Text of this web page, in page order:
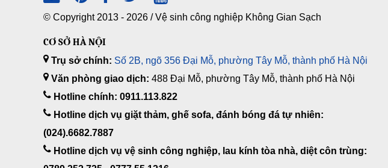
© Copyright 2013 - 2026 /Vệ sinh công nghiệp Không Gian Sạch
CƠ SỞ HÀ NỘI
Trụ sở chính: Số 2B, ngõ 356 Đại Mỗ, phường Tây Mỗ, thành phố Hà Nội
Văn phòng giao dịch: 488 Đại Mỗ, phường Tây Mỗ, thành phố Hà Nội
Hotline chính: 0911.113.822
Hotline dịch vụ giặt thảm, ghế sofa, đánh bóng đá tự nhiên:
(024).6682.7887
Hotline dịch vụ vệ sinh công nghiệp, lau kính tòa nhà, diệt côn trùng: